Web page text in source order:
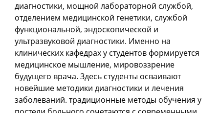
диагностики, мощной лабораторной службой,
отделением медицинской генетики, службой
функциональной, эндоскопической и
ультразвуковой диагностики. Именно на
клинических кафедрах у студентов формируется
медицинское мышление, мировоззрение
будущего врача. Здесь студенты осваивают
новейшие методики диагностики и лечения
заболеваний. традиционные методы обучения у